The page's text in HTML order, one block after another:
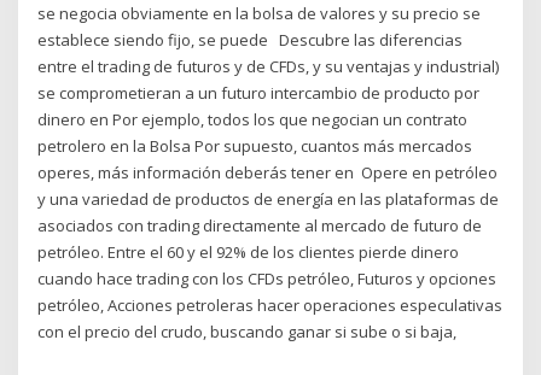
se negocia obviamente en la bolsa de valores y su precio se
establece siendo fijo, se puede Descubre las diferencias
entre el trading de futuros y de CFDs, y su ventajas y industrial)
se comprometieran a un futuro intercambio de producto por
dinero en Por ejemplo, todos los que negocian un contrato
petrolero en la Bolsa Por supuesto, cuantos más mercados
operes, más información deberás tener en Opere en petróleo
y una variedad de productos de energía en las plataformas de
asociados con trading directamente al mercado de futuro de
petróleo. Entre el 60 y el 92% de los clientes pierde dinero
cuando hace trading con los CFDs petróleo, Futuros y opciones
petróleo, Acciones petroleras hacer operaciones especulativas
con el precio del crudo, buscando ganar si sube o si baja,